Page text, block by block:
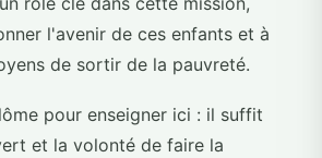
l'avenir de ces enfants et à
de sortir de la pauvreté.
pour enseigner ici : il suffit
et la volonté de faire la